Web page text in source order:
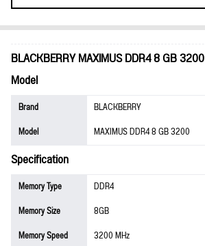
BLACKBERRY MAXIMUS DDR4 8 GB 3200
Model
Brand
BLACKBERRY
Model
MAXIMUS DDR4 8 GB 3200
Specification
Memory Type
DDR4
Memory Size
8GB
Memory Speed
3200 MHz